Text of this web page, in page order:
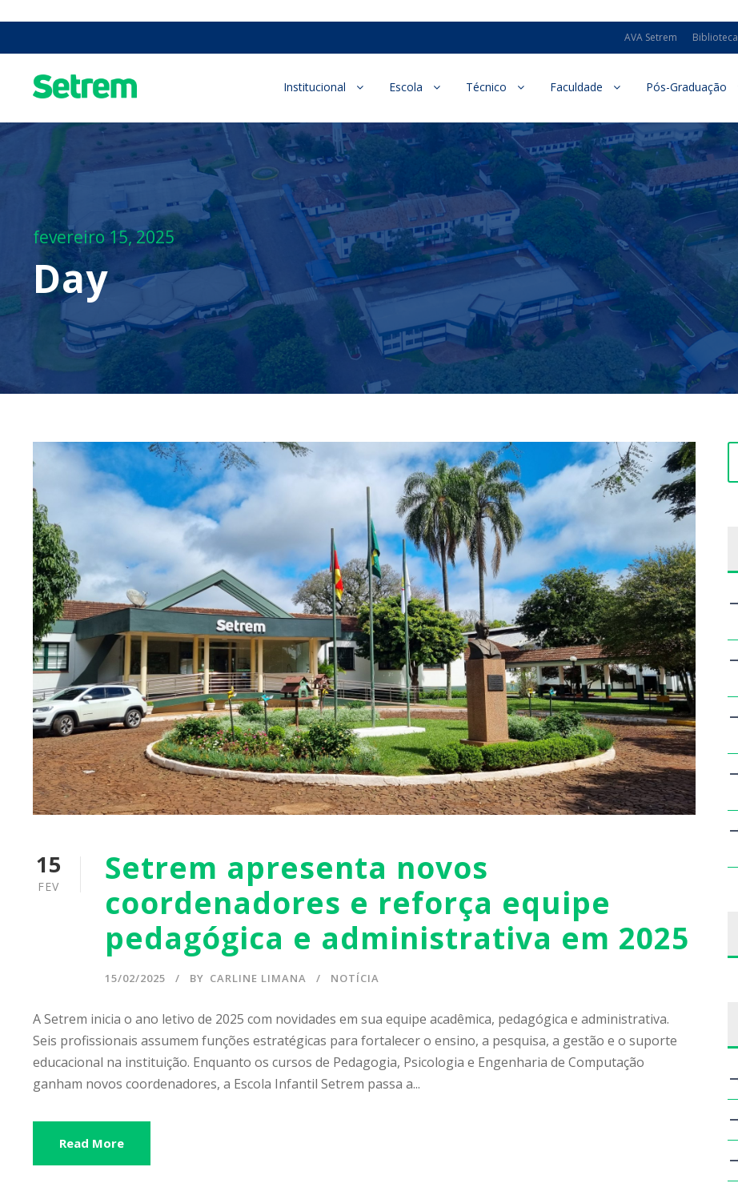
AVA Setrem Biblioteca
Institucional Escola Técnico Faculdade Pós-Graduação
fevereiro 15, 2025
Day
15
FEV
Setrem apresenta novos
coordenadores e reforça equipe
pedagógica e administrativa em 2025
15/02/2025 BY CARLINE LIMANA NOTÍCIA
A Setrem inicia o ano letivo de 2025 com novidades em sua equipe acadêmica, pedagógica e administrativa.
Seis profissionais assumem funções estratégicas para fortalecer o ensino, a pesquisa, a gestão e o suporte
educacional na instituição. Enquanto os cursos de Pedagogia, Psicologia e Engenharia de Computação
ganham novos coordenadores, a Escola Infantil Setrem passa a...
Read More